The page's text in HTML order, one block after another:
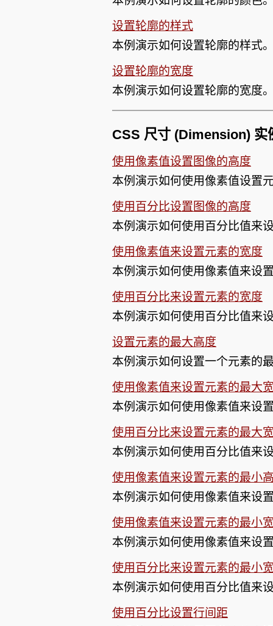
设置轮廓的样式
本例演示如何设置轮廓的样式
设置轮廓的宽度
本例演示如何设置轮廓的宽度
CSS 尺寸 (Dimension) 实
使用像素值设置图像的高度
本例演示如何使用像素值设置
使用百分比设置图像的高度
本例演示如何使用百分比值来
使用像素值来设置元素的宽度
本例演示如何使用像素值来设
使用百分比来设置元素的宽度
本例演示如何使用百分比值来
设置元素的最大高度
本例演示如何设置一个元素的
使用像素值来设置元素的最大
本例演示如何使用像素值来设
使用百分比来设置元素的最大
本例演示如何使用百分比值来
使用像素值来设置元素的最小
本例演示如何使用像素值来设
使用像素值来设置元素的最小
本例演示如何使用像素值来设
使用百分比来设置元素的最小
本例演示如何使用百分比值来
使用百分比设置行间距